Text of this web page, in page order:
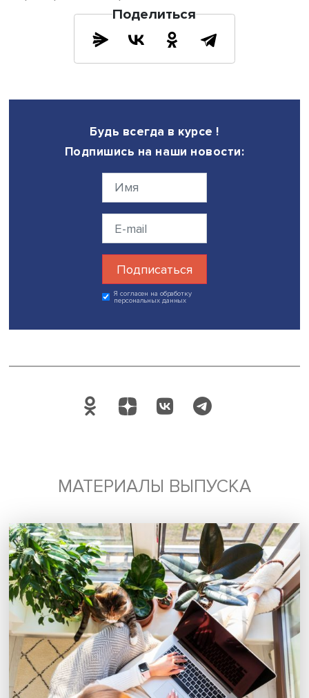
института Российской Церкви христиан веры
пятидесятников Эдуард Ананьев в своем докладе
тенденции государственно-конфессиональных
также соотношение этого понятия со свободой
сфере стали предметом рассмотрения в сообщении
специализированными знаниями в религиозной сфере,
создания реестра экспертов-религиоведов, а также